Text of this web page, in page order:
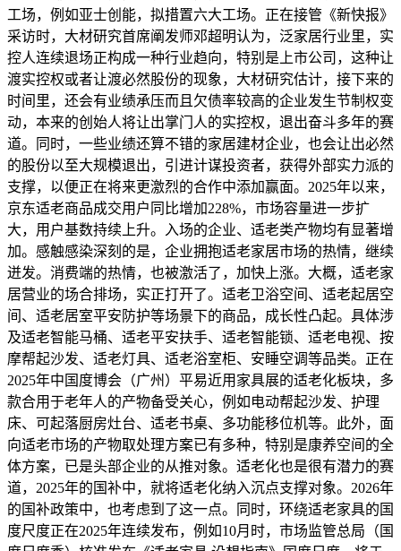
工场，例如亚士创能，拟措置六大工场。正在接管《新快报》
采访时，大材研究首席阐发师邓超明认为，泛家居行业里，实
控人连续退场正构成一种行业趋向，特别是上市公司，这种让
渡实控权或者让渡必然股份的现象，大材研究估计，接下来的
时间里，还会有业绩承压而且欠债率较高的企业发生节制权变
动，本来的创始人将让出掌门人的实控权，退出奋斗多年的赛
道。同时，一些业绩还算不错的家居建材企业，也会让出必然
的股份以至大规模退出，引进计谋投资者，获得外部实力派的
支撑，以便正在将来更激烈的合作中添加赢面。2025年以来，
京东适老商品成交用户同比增加228%，市场容量进一步扩
大，用户基数持续上升。入场的企业、适老类产物均有显著增
加。感触感染深刻的是，企业拥抱适老家居市场的热情，继续
迸发。消费端的热情，也被激活了，加快上涨。大概，适老家
居营业的场合排场，实正打开了。适老卫浴空间、适老起居空
间、适老居室平安防护等场景下的商品，成长性凸起。具体涉
及适老智能马桶、适老平安扶手、适老智能锁、适老电视、按
摩帮起沙发、适老灯具、适老浴室柜、安睡空调等品类。正在
2025年中国度博会（广州）平易近用家具展的适老化板块，多
款合用于老年人的产物备受关心，例如电动帮起沙发、护理
床、可起落厨房灶台、适老书桌、多功能移位机等。此外，面
向适老市场的产物取处理方案已有多种，特别是康养空间的全
体方案，已是头部企业的从推对象。适老化也是很有潜力的赛
道，2025年的国补中，就将适老化纳入沉点支撑对象。2026年
的国补政策中，也考虑到了这一点。同时，环绕适老家具的国
度尺度正在2025年连续发布，例如10月时，市场监管总局（国